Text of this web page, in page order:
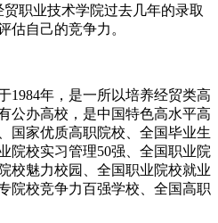
职业技术学院过去几年的录取
估自己的竞争力。
1984年，是一所以培养经贸类高
公办高校，是中国特色高水平高
国家优质高职院校、全国毕业生
院校实习管理50强、全国职业院
校魅力校园、全国职业院校就业
院校竞争力百强学校、全国高职